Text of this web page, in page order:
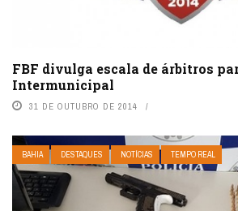
FBF divulga escala de árbitros
Intermunicipal
31 DE OUTUBRO DE 2014
BAHIA DESTAQUES NOTÍCIAS TEMPO REAL